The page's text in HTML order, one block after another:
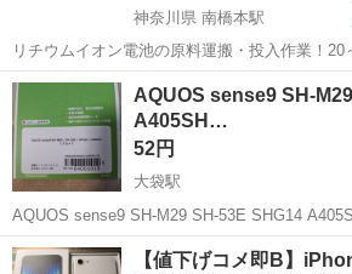
神奈川県 南橋本駅
リチウムイオン電池の原料運搬・投入作業！
ワンルーム寮完備！赴任旅費会社負担！年間
ト免許お持ちの方、活躍中！就業先食堂利用
市》 人気の工場のお仕事 ◇電...
神奈川 相模原市
AQUOS sense9 SH-
A405SH…
52円
大袋駅
AQUOS sense9 SH-M29 SH-53E SHG14
フィルム OverLay Brilliant for シャープ スマー
くい 拭き取りクロスは付属して...
埼玉 越谷市 大袋駅 その他
【値下げコメ即B】